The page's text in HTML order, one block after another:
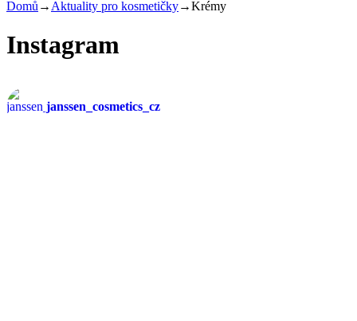
Domů → Aktuality pro kosmetičky→Krémy
Instagram
janssen_cosmetics_cz